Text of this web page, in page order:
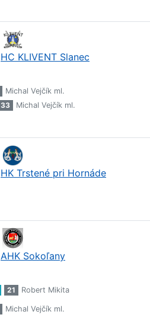
HC KLIVENT Slanec
Michal Vejčík ml.
33 Michal Vejčík ml.
HK Trstené pri Hornáde
AHK Sokoľany
21 Robert Mikita
Michal Vejčík ml.